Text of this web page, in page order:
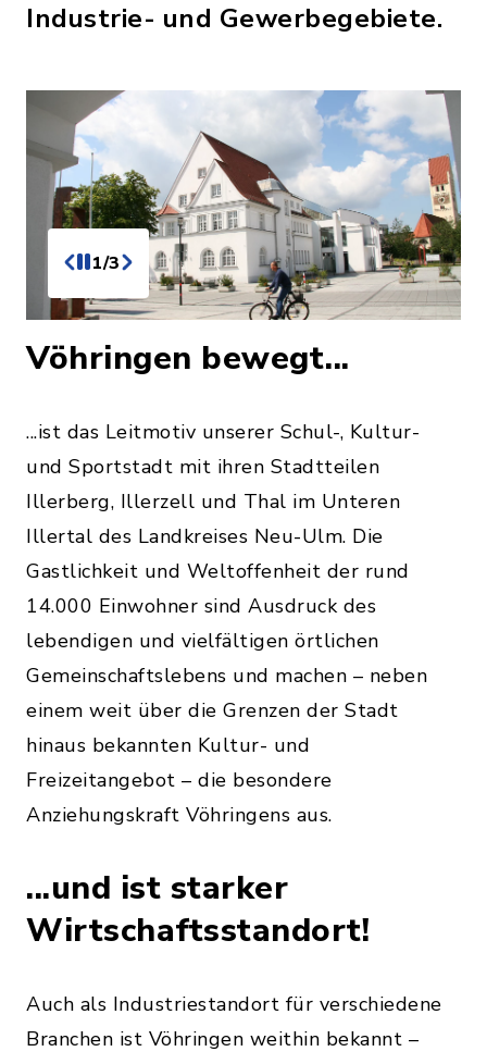
Industrie- und Gewerbegebiete.
1/3
Vöhringen bewegt...
...ist das Leitmotiv unserer Schul-, Kultur-
und Sportstadt mit ihren Stadtteilen
Illerberg, Illerzell und Thal im Unteren
Illertal des Landkreises Neu-Ulm. Die
Gastlichkeit und Weltoffenheit der rund
14.000 Einwohner sind Ausdruck des
lebendigen und vielfältigen örtlichen
Gemeinschaftslebens und machen – neben
einem weit über die Grenzen der Stadt
hinaus bekannten Kultur- und
Freizeitangebot – die besondere
Anziehungskraft Vöhringens aus.
...und ist starker
Wirtschaftsstandort!
Auch als Industriestandort für verschiedene
Branchen ist Vöhringen weithin bekannt –